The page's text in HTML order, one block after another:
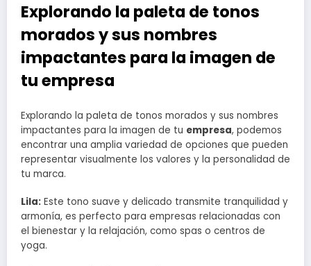
Explorando la paleta de tonos
morados y sus nombres
impactantes para la imagen de
tu empresa
Explorando la paleta de tonos morados y sus nombres
impactantes para la imagen de tu empresa, podemos
encontrar una amplia variedad de opciones que pueden
representar visualmente los valores y la personalidad de
tu marca.
Lila: Este tono suave y delicado transmite tranquilidad y
armonía, es perfecto para empresas relacionadas con
el bienestar y la relajación, como spas o centros de
yoga.